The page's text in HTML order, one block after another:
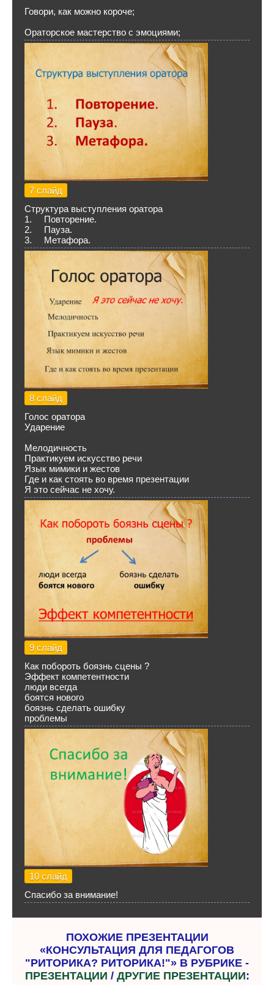
Говори, как можно короче;
Ораторское мастерство с эмоциями;
7 слайд
Структура выступления оратора
1. Повторение.
2. Пауза.
3. Метафора.
8 слайд
Голос оратора
Ударение
Мелодичность
Практикуем искусство речи
Язык мимики и жестов
Где и как стоять во время презентации
Я это сейчас не хочу.
9 слайд
Как побороть боязнь сцены ?
Эффект компетентности
люди всегда
боятся нового
боязнь сделать ошибку
проблемы
10 слайд
Спасибо за внимание!
ПОХОЖИЕ ПРЕЗЕНТАЦИИ
«КОНСУЛЬТАЦИЯ ДЛЯ ПЕДАГОГОВ
"РИТОРИКА? РИТОРИКА!"» В РУБРИКЕ -
ПРЕЗЕНТАЦИИ / ДРУГИЕ ПРЕЗЕНТАЦИИ: